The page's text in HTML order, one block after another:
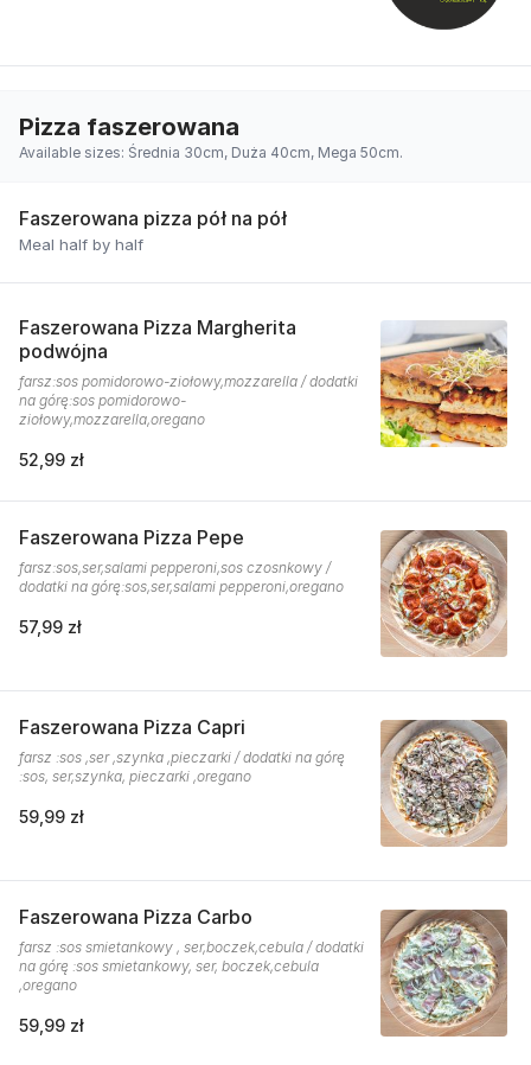
Pizza faszerowana
Available sizes: Średnia 30cm, Duża 40cm, Mega 50cm.
Faszerowana pizza pół na pół
Meal half by half
Faszerowana Pizza Margherita
podwójna
farsz:sos pomidorowo-ziołowy,mozzarella / dodatki
na górę:sos pomidorowo-
ziołowy,mozzarella,oregano
52,99 zł
Faszerowana Pizza Pepe
farsz:sos,ser,salami pepperoni,sos czosnkowy /
dodatki na górę:sos,ser,salami pepperoni,oregano
57,99 zł
Faszerowana Pizza Capri
farsz :sos ,ser ,szynka ,pieczarki / dodatki na górę
:sos, ser,szynka, pieczarki ,oregano
59,99 zł
Faszerowana Pizza Carbo
farsz :sos smietankowy , ser,boczek,cebula / dodatki
na górę :sos smietankowy, ser, boczek,cebula
,oregano
59,99 zł